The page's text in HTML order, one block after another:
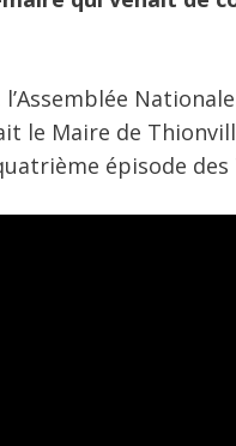
le Maire de
épisode des